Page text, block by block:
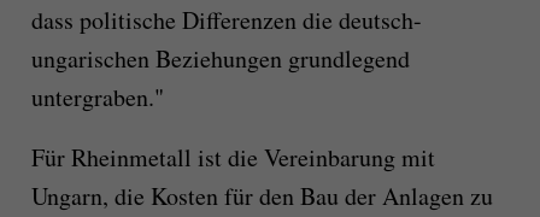
dass politische Differenzen die deutsch-
ungarischen Beziehungen grundlegend
untergraben."
Für Rheinmetall ist die Vereinbarung mit
Ungarn, die Kosten für den Bau der Anlagen zu